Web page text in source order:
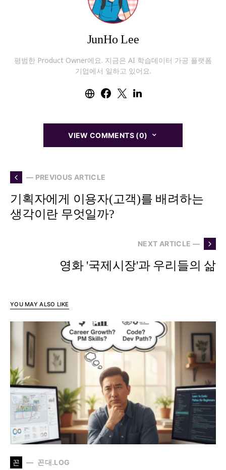
JunHo Lee
평범한 Product Owner에요. 지금은 AI 학습데이터 가공 플랫폼
기업에서 일하고 있어요.
VIEW COMMENTS (0)
— PREVIOUS ARTICLE
기획자에게 이용자(고객)를 배려하는
생각이란 무엇일까?
NEXT ARTICLE —
영화 '국제시장'과 우리들의 삶
YOU MAY ALSO LIKE
꼰 꼰대.LOG